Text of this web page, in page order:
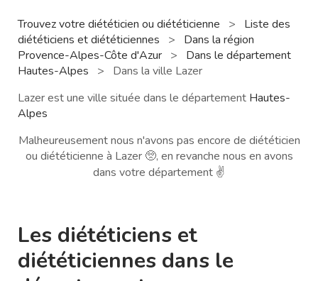
Trouvez votre diététicien ou diététicienne >
Liste des
diététiciens et diététiciennes
>
Dans la région
Provence-Alpes-Côte d'Azur >
Dans le département
Hautes-Alpes
>
Dans la ville Lazer
Lazer est une ville située dans le département Hautes-
Alpes
Malheureusement nous n'avons pas encore de diététicien
ou diététicienne à Lazer 🥺, en revanche nous en avons
dans votre département ✌️
Les diététiciens et
diététiciennes dans le